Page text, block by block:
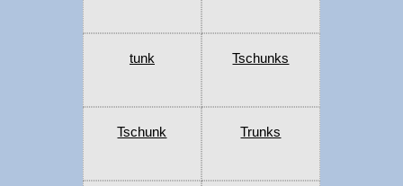
tunk Tschunks
Tschunk Trunks